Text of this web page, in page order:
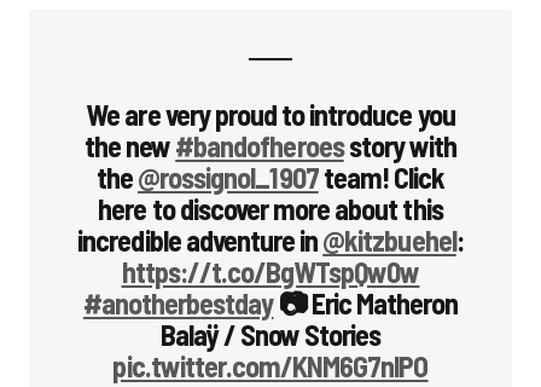
We are very proud to introduce you
the new#bandofheroesstory with
the@rossignol_1907team! Click
here to discover more about this
incredible adventure in@kitzbuehel:
https://t.co/BgWTspQw0w
#anotherbestday📷 Eric Matheron
Balaÿ / Snow Stories
pic.twitter.com/KNM6G7nlPO